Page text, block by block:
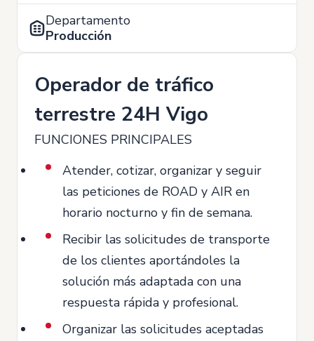
Departamento
Producción
Operador de tráfico
terrestre 24H Vigo
FUNCIONES PRINCIPALES
Atender, cotizar, organizar y seguir
las peticiones de ROAD y AIR en
horario nocturno y fin de semana.
Recibir las solicitudes de transporte
de los clientes aportándoles la
solución más adaptada con una
respuesta rápida y profesional.
Organizar las solicitudes aceptadas